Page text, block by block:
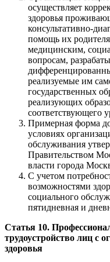
осуществляет
здоровья
консультативно-
помощь их
медицинским,
вопросам,
реализуемые им
государственных
реализующих
соответствующего
Примерная форма
условиях
обслуживания
Правительством
власти города
С учетом
возможностями
социального
пятидневная и
Статья 10.
трудоустройство лиц с
здоровья